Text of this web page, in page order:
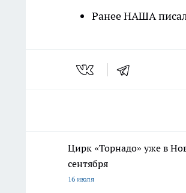
Ранее НАША
Цирк «Торнадо» уже в
сентября
16 июля